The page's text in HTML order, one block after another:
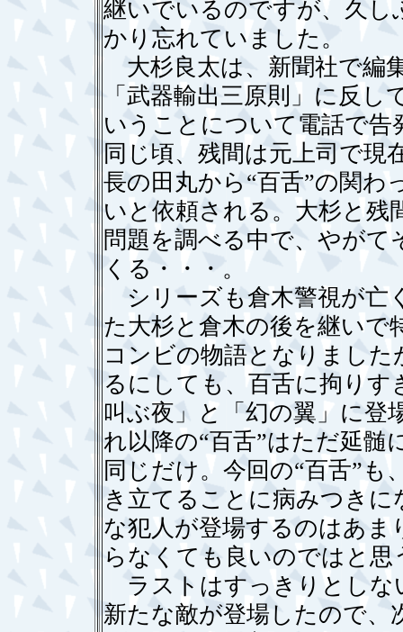
継いでいるのですが、久
かり忘れていました。
大杉良太は、新聞社で編
「武器輸出三原則」に反
いうことについて電話で
同じ頃、残間は元上司で現
長の田丸から“百舌”の関わ
いと依頼される。大杉と残
問題を調べる中で、やがて
くる・・・。
シリーズも倉木警視が亡
た大杉と倉木の後を継いで
コンビの物語となりまし
るにしても、百舌に拘りす
叫ぶ夜」と「幻の翼」に登
れ以降の“百舌”はただ延髄
同じだけ。今回の“百舌”も
き立てることに病みつき
な犯人が登場するのはあま
らなくても良いのではと思
ラストはすっきりとしな
新たな敵が登場したので、